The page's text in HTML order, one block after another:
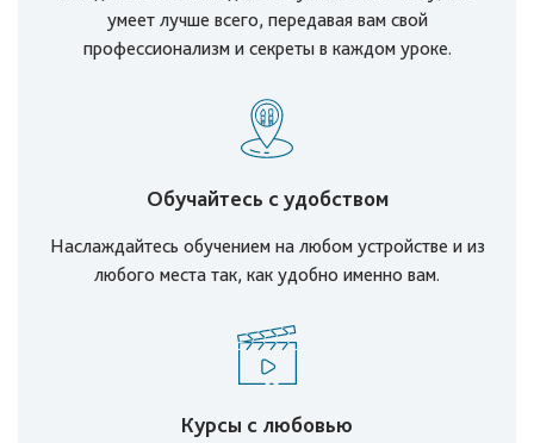
умеет лучше всего, передавая вам свой
профессионализм и секреты в каждом уроке.
Обучайтесь с удобством
Наслаждайтесь обучением на любом устройстве и из
любого места так, как удобно именно вам.
Курсы с любовью